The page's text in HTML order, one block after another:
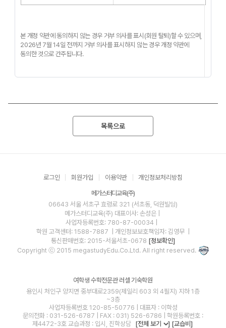
본 개정 약관에 동의하지 않는 경우 거부 의사를 표시(회원 탈퇴)할 수 있으며,
2026년 7월 14일 전까지 거부 의사를 표시하지 않는 경우 개정 약관에
동의한 것으로 간주됩니다.
목록으로
로그인 회원가입 이용약관 개인정보처리방침
메가스터디교육(주)
06643 서울 서초구 효령로 321 (서초동, 덕원빌딩)
메가스터디교육(주) 대표이사: 손성은 |
사업자등록번호: 780-87-00034
학원 고객센터: 1588-7887
| 개인정보보호책임자: 김영무
통신판매번호: 2015-서울서초-0678 [정보확인]
Copyright ⓒ 2015 megastudyEdu.Co.Ltd. All right reserved.
여학생 수학전문관 러셀 기숙학원
용인시 처인구 양지면 중부대로2359(제일리 603 외 4필지) 지하 1층
~3층
사업자등록번호 120-85-50776 | 대표자 : 이학성
문의전화 : 031-526-6787 | FAX : 031) 526-6786 | 학원등록번호 :
제4472-3호 교습과정 : 입시, 진학상담
[전체 보기 ] [교습비]